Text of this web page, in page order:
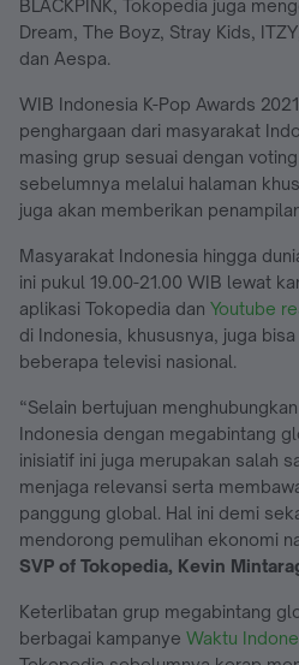
BLACKPINK, Tokopedia juga
Dream, The Boyz, Stray Kids,
dan Aespa.
WIB Indonesia K-Pop Awards
penghargaan dari masyarakat
masing grup sesuai dengan
sebelumnya melalui halaman
juga akan memberikan
Masyarakat Indonesia hingga
ini pukul 19.00-21.00 WIB lewat
aplikasi Tokopedia dan Youtube
di Indonesia, khususnya, juga
beberapa televisi nasional.
“Selain bertujuan
Indonesia dengan megabintang
inisiatif ini juga merupakan salah
menjaga relevansi serta
panggung global. Hal ini demi
mendorong pemulihan ekonomi
SVP of Tokopedia, Kevin
Keterlibatan grup megabintang
berbagai kampanye Waktu